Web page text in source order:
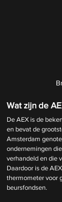
Wat zijn de
De AEX is de
en bevat de
Amsterdam
ondernemingen
verhandeld en die
Daardoor is de
thermometer voor
beursfondsen.